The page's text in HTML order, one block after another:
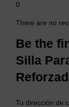
0
There are no
Be the
Silla
Tu dirección de